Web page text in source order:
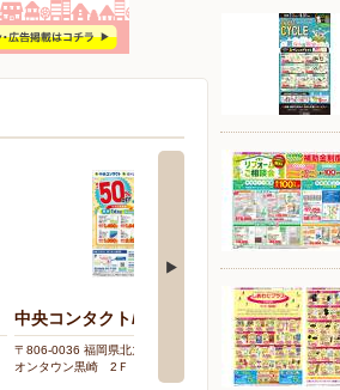
中央コンタクト/イオンタウン黒崎店
〒806-0036 福岡県北九州市八幡西区西曲里町３－１ イ
オンタウン黒崎 2Ｆ